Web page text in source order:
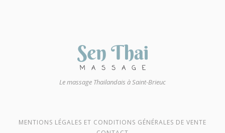
Le massage Thailandais à Saint-Brieuc
MENTIONS LÉGALES ET CONDITIONS GÉNÉRALES DE VENTE